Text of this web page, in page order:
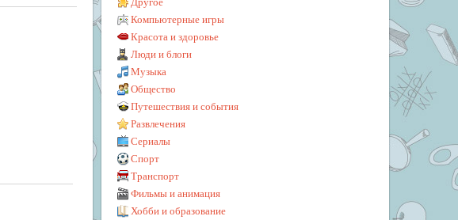
Компьютерные игры
Красота и здоровье
Люди и блоги
Музыка
Общество
Путешествия и события
Развлечения
Сериалы
Спорт
Транспорт
Фильмы и анимация
Хобби и образование